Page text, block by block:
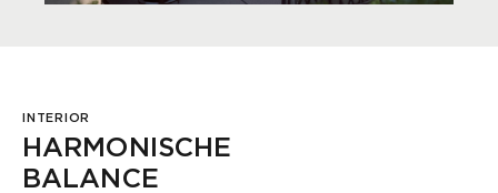
INTERIOR
HARMONISCHE
BALANCE